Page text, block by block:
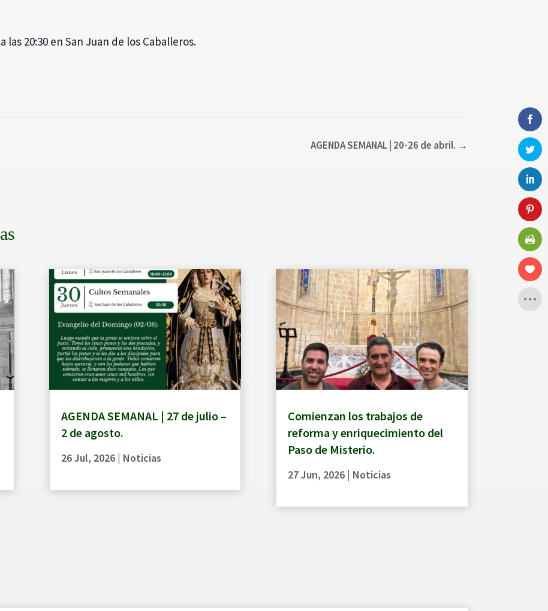
las 20:30 en San Juan de los Caballeros.
AGENDA SEMANAL | 20-26 de abril. →
AGENDA SEMANAL | 27 de julio –
2 de agosto.
26 Jul, 2026| Noticias
Comienzan los trabajos de
reforma y enriquecimiento del
Paso de Misterio.
27 Jun, 2026| Noticias